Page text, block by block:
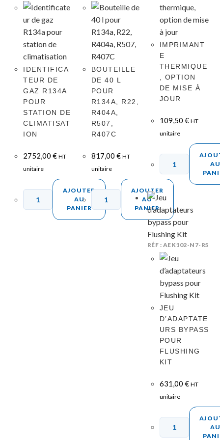
IDENTIFICA
TEUR DE
GAZ R134A
POUR
STATION DE
CLIMATISAT
ION
2752,00€ HT
unitaire
AJOUTER
AU
PANIER
BOUTEILLE
DE 40 L
POUR
R134A, R22,
R404A,
R507,
R407C
817,00 € HT
unitaire
AJOUTER
AU
PANIER
IMPRIMANT
E
THERMIQUE
, OPTION
DE MISE À
JOUR
109,50 € HT
unitaire
AU
RÉF : AEK102-N7-R5
JEU
D’ADAPTATE
URS BYPASS
POUR
FLUSHING
KIT
631,00 € HT
unitaire
AU